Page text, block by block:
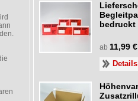
bedruckt
ab 11,99 €
Details